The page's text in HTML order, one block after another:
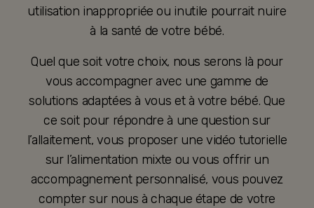
utilisation inappropriée ou inutile pourrait nuire
à la santé de votre bébé.
Quel que soit votre choix, nous serons là pour
vous accompagner avec une gamme de
solutions adaptées à vous et à votre bébé. Que
ce soit pour répondre à une question sur
l’allaitement, vous proposer une vidéo tutorielle
sur l’alimentation mixte ou vous offrir un
accompagnement personnalisé, vous pouvez
compter sur nous à chaque étape de votre